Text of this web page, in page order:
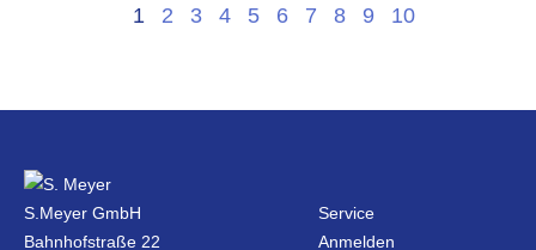
1 2 3 4 5 6 7 8 9 10
S.Meyer GmbH
Bahnhofstraße 22
Service
Anmelden